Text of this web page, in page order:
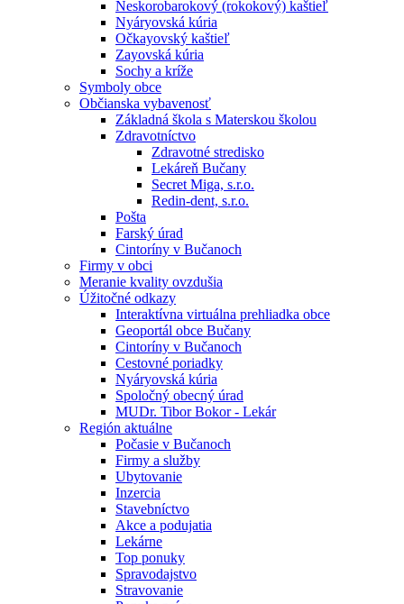
Neskorobarokový (rokokový) kaštieľ
Nyáryovská kúria
Očkayovský kaštieľ
Zayovská kúria
Sochy a kríže
Symboly obce
Občianska vybavenosť
Základná škola s Materskou školou
Zdravotníctvo
Zdravotné stredisko
Lekáreň Bučany
Secret Miga, s.r.o.
Redin-dent, s.r.o.
Pošta
Farský úrad
Cintoríny v Bučanoch
Firmy v obci
Meranie kvality ovzdušia
Úžitočné odkazy
Interaktívna virtuálna prehliadka obce
Geoportál obce Bučany
Cintoríny v Bučanoch
Cestovné poriadky
Nyáryovská kúria
Spoločný obecný úrad
MUDr. Tibor Bokor - Lekár
Región aktuálne
Počasie v Bučanoch
Firmy a služby
Ubytovanie
Inzercia
Stavebníctvo
Akce a podujatia
Lekárne
Top ponuky
Spravodajstvo
Stravovanie